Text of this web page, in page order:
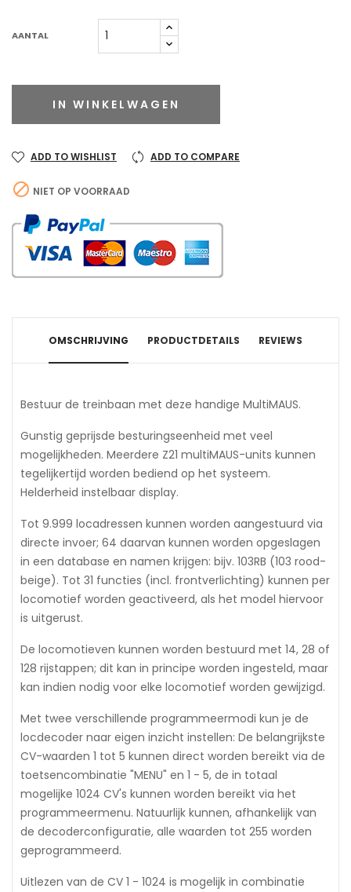
AANTAL
IN WINKELWAGEN
ADD TO WISHLIST ADD TO COMPARE
 NIET OP VOORRAAD
OMSCHRIJVING PRODUCTDETAILS REVIEWS
Bestuur de treinbaan met deze handige MultiMAUS.
Gunstig geprijsde besturingseenheid met veel
mogelijkheden. Meerdere Z21 multiMAUS-units kunnen
tegelijkertijd worden bediend op het systeem.
Helderheid instelbaar display.
Tot 9.999 locadressen kunnen worden aangestuurd via
directe invoer; 64 daarvan kunnen worden opgeslagen
in een database en namen krijgen: bijv. 103RB (103 rood-
beige). Tot 31 functies (incl. frontverlichting) kunnen per
locomotief worden geactiveerd, als het model hiervoor
is uitgerust.
De locomotieven kunnen worden bestuurd met 14, 28 of
128 rijstappen; dit kan in principe worden ingesteld, maar
kan indien nodig voor elke locomotief worden gewijzigd.
Met twee verschillende programmeermodi kun je de
locdecoder naar eigen inzicht instellen: De belangrijkste
CV-waarden 1 tot 5 kunnen direct worden bereikt via de
toetsencombinatie "MENU" en 1 - 5, de in totaal
mogelijke 1024 CV's kunnen worden bereikt via het
programmeermenu. Natuurlijk kunnen, afhankelijk van
de decoderconfiguratie, alle waarden tot 255 worden
geprogrammeerd.
Uitlezen van de CV 1 - 1024 is mogelijk in combinatie